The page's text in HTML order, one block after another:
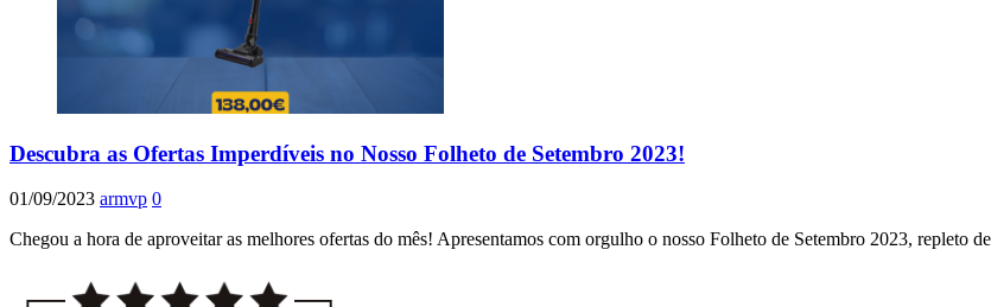
Descubra as Ofertas Imperdíveis no Nosso Folheto de Setembro 2023!
01/09/2023 armvp 0
Chegou a hora de aproveitar as melhores ofertas do mês! Apresentamos com orgulho o nosso Folheto de Setembro 2023, repleto